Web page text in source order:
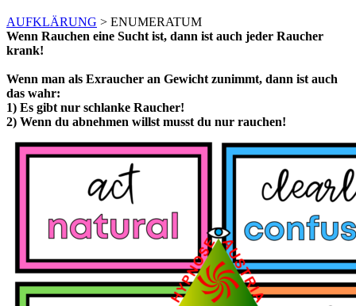
AUFKLÄRUNG > ENUMERATUM
Wenn Rauchen eine Sucht ist, dann ist auch jeder Raucher
krank!
Wenn man als Exraucher an Gewicht zunimmt, dann ist auch
das wahr:
1) Es gibt nur schlanke Raucher!
2) Wenn du abnehmen willst musst du nur rauchen!